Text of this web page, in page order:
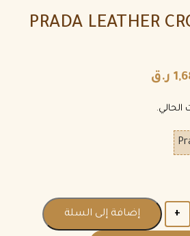
PRADA LEATHER
ر.ق
الحالي.
إضافة إلى السلة